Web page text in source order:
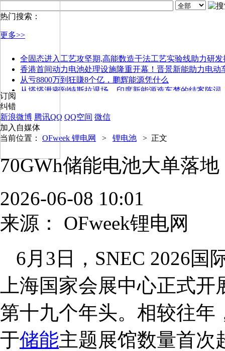
热门搜索：
更多>>
全固态进入工艺攻坚期,高能数造干法工艺实验线助力研发
香港首间动力电池处理设施隆重开幕！晋景新能助力电动
从亏8800万到狂賺8个亿，鹏辉能源凭什么
从塔塔泄密到特斯拉退场，印度新能源造车梦的结案陈词
订阅
纠错
新浪微博 腾讯QQ QQ空间 微信
加入自媒体
当前位置： OFweek 锂电网 > 锂电池 > 正文
70GWh储能电池大单落地
2026-06-08 10:01
来源：
OFweek锂电网
6月3日，SNEC 2026国
上海国家会展中心正式
第十九个年头。相较往年
于储能主题展馆数量首次